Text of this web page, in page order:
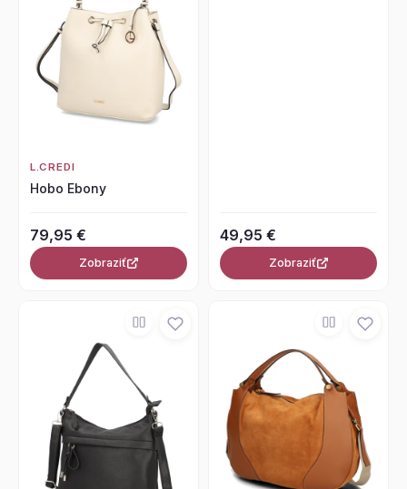
L.CREDI
Hobo Ebony
79,95 €
Zobraziť
49,95 €
Zobraziť